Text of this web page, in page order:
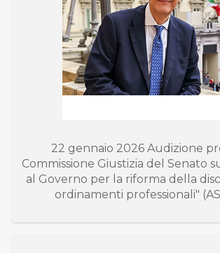
22 gennaio 2026 Audizione
Commissione Giustizia del Senato
al Governo per la riforma della
ordinamenti professionali" (AS